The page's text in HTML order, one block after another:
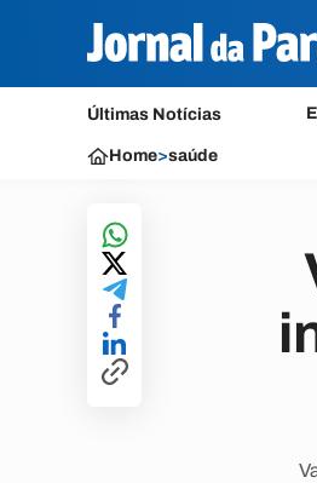
Últimas Notícias
Home>saúde